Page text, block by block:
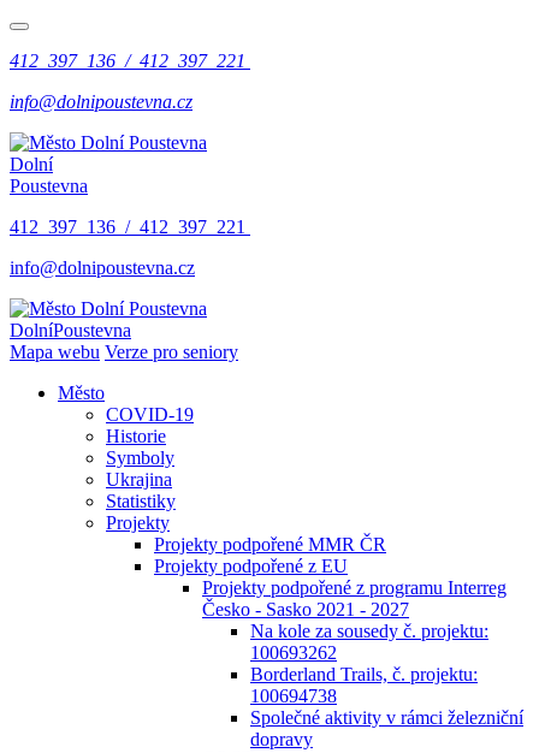
412 397 136 / 412 397 221
info@dolnipoustevna.cz
Dolní
Poustevna
412 397 136 / 412 397 221
info@dolnipoustevna.cz
DolníPoustevna
Mapa webu Verze pro seniory
Město
COVID-19
Historie
Symboly
Ukrajina
Statistiky
Projekty
Projekty podpořené MMR ČR
Projekty podpořené z EU
Projekty podpořené z programu Interreg
Česko - Sasko 2021 - 2027
Na kole za sousedy č. projektu:
100693262
Borderland Trails, č. projektu:
100694738
Společné aktivity v rámci železniční
dopravy